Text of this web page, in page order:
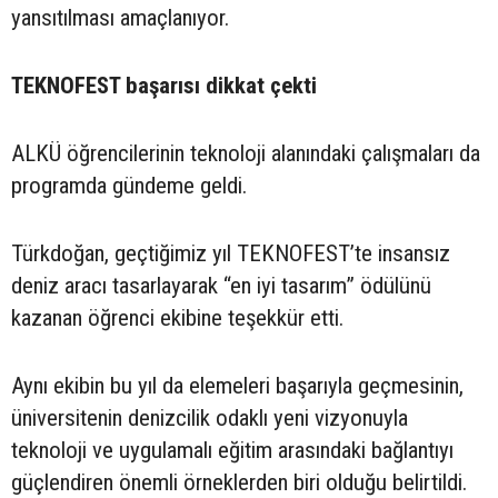
yansıtılması amaçlanıyor.
TEKNOFEST başarısı dikkat çekti
ALKÜ öğrencilerinin teknoloji alanındaki çalışmaları da
programda gündeme geldi.
Türkdoğan, geçtiğimiz yıl TEKNOFEST’te insansız
deniz aracı tasarlayarak “en iyi tasarım” ödülünü
kazanan öğrenci ekibine teşekkür etti.
Aynı ekibin bu yıl da elemeleri başarıyla geçmesinin,
üniversitenin denizcilik odaklı yeni vizyonuyla
teknoloji ve uygulamalı eğitim arasındaki bağlantıyı
güçlendiren önemli örneklerden biri olduğu belirtildi.